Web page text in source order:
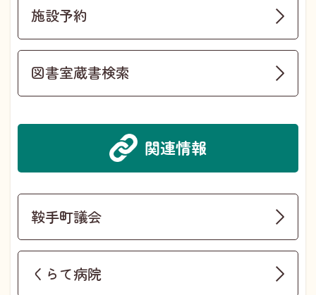
施設予約
図書室蔵書検索
関連情報
鞍手町議会
くらて病院